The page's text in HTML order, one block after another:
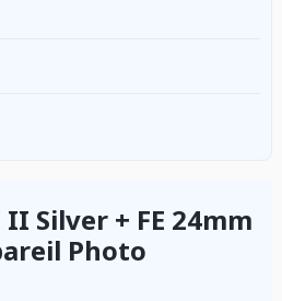
Silver + FE 24mm
Photo